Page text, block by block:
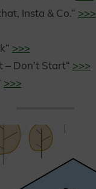
Insta & Co.“ >>>
>>>
– Don’t Start“ >>>
>>>